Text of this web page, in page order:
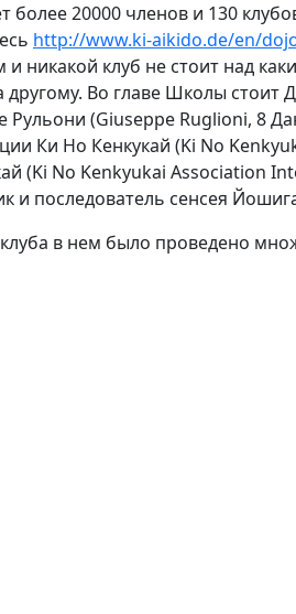
более 20000 членов и 130
http://www.ki-aikido.de/en/
никакой клуб не стоит над
другому. Во главе Школы
Рульони (Giuseppe Ruglioni, 8
Ки Но Кенкукай (Ki No
(Ki No Kenkyukai Association
и последователь сенсея
в нем было проведено